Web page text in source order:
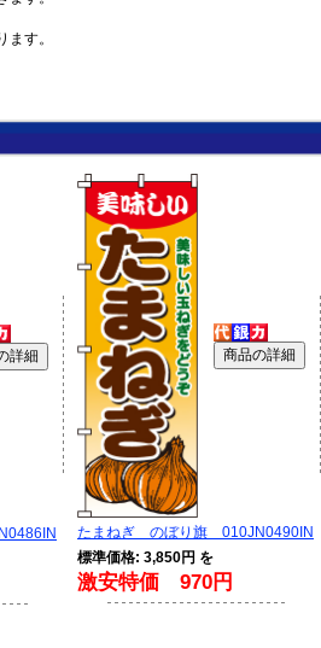
す。
たまねぎ のぼり旗 010JN0490IN
標準価格: 3,850円 を
激安特価 970円